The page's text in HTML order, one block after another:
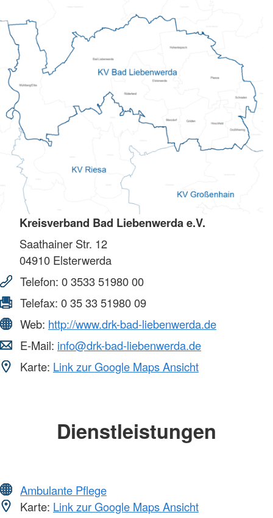
Kreisverband Bad Liebenwerda e.V.
Saathainer Str. 12
04910 Elsterwerda
Telefon: 0 3533 51980 00
Telefax: 0 35 33 51980 09
Web: http://www.drk-bad-liebenwerda.de
E-Mail: info@drk-bad-liebenwerda.de
Karte: Link zur Google Maps Ansicht
Dienstleistungen
Ambulante Pflege
Karte: Link zur Google Maps Ansicht